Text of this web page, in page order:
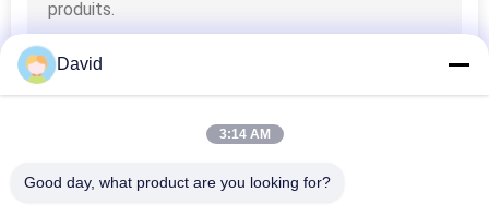
David
3:14 AM
Good day, what product are you looking for?